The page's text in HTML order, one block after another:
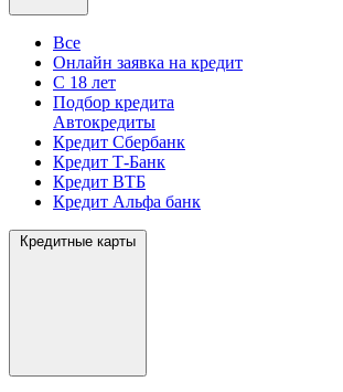
Все
Онлайн заявка на кредит
С 18 лет
Подбор кредита
Автокредиты
Кредит Сбербанк
Кредит Т-Банк
Кредит ВТБ
Кредит Альфа банк
Кредитные карты